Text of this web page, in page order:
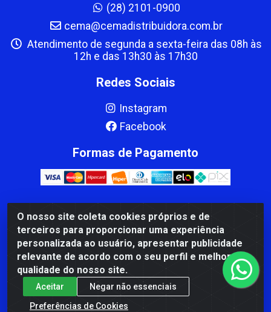
O nosso site coleta cookies próprios e de
terceiros para proporcionar uma experiência
personalizada ao usuário, apresentar publicidade
relevante de acordo com o seu perfil e melhorar a
qualidade do nosso site.
Aceitar
Negar não essenciais
Preferências de Cookies
(28) 2101-0900
cema@cemadistribuidora.com.br
Atendimento de segunda a sexta-feira das 08h às
12h e das 13h30 às 17h30
Redes Sociais
Instagram
Facebook
Formas de Pagamento
CBP MACEDO COMERCIO PEÇAS LTDA Matriz - av Mauro
Miranda Madureira, 1249 - Coramara , Cachoeiro de
Itapemirim/ES - CEP 29.311-310 - CNPJ 00.502.680/0001-41